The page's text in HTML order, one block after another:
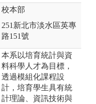
校本部
251新北市淡水區英專
路151號
本系以培育統計與資
料科學人才為目標，
透過模組化課程設
計，培育學生具有統
計理論、資訊技術與